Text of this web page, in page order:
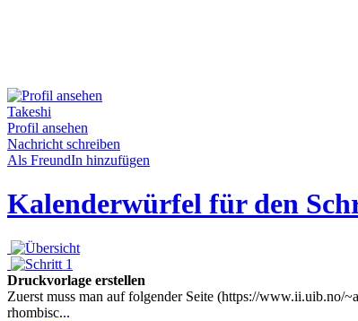
Takeshi
Profil ansehen
Nachricht schreiben
Als FreundIn hinzufügen
Kalenderwürfel für den
Druckvorlage erstellen
Zuerst muss man auf folgender Seite (https://www.ii.uib.no/
rhombisc...